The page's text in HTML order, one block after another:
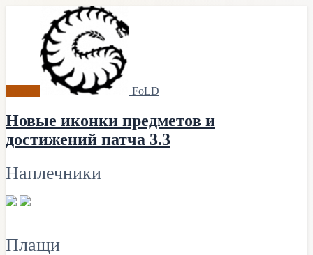
FoLD
Новые иконки предметов и
достижений патча 3.3
Наплечники
Плащи